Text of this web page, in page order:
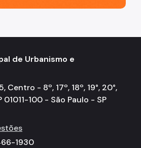
de Urbanismo e
Centro - 8º, 17º, 18º, 19°, 20°,
01011-100 - São Paulo - SP
1930